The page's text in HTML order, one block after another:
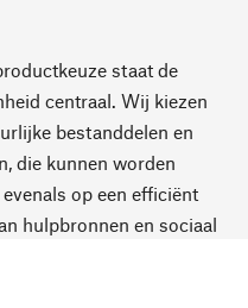
staat de
centraal. Wij kiezen
bestanddelen en
die kunnen worden
op een efficiënt
hulpbronnen en sociaal